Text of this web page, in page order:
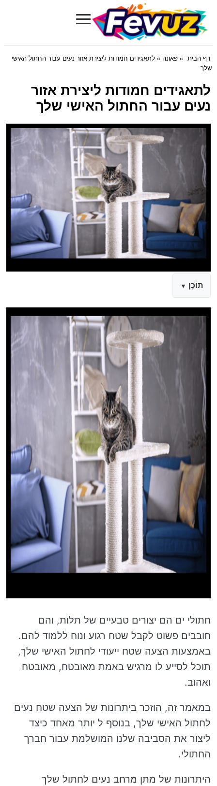
Fevuz.com
≡
דף הבית » פאונה » לתאגידים חמודות ליצירת אזור נעים עבור החתול האישי
שלך
לתאגידים חמודות ליצירת אזור
נעים עבור החתול האישי שלך
תוֹכֶן
חתולי ים הם יצורים טבעיים של תלות, והם
חובבים פשוט לקבל שטח רגוע ונוח ללמוד להם.
באמצעות הצעה שטח ייעודי לחתול האישי שלך,
תוכל לסייע לו מרגיש באמת מאובטח, מאובטח
ואהוב.
במאמר זה, הוזכר ביתרונות של הצעה שטח נעים
לחתול האישי שלך, בנוסף ל יותר מאחד כיצד
ליצור את הסביבה שלנו המושלמת עבור חברך
החתולי.
היתרונות של מתן מרחב נעים לחתול שלך